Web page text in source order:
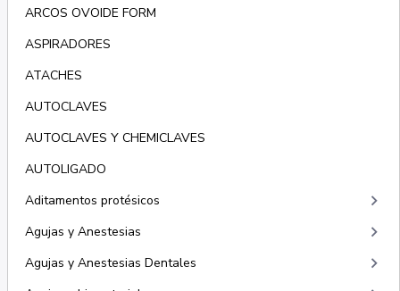
ARCOS OVOIDE FORM
ASPIRADORES
ATACHES
AUTOCLAVES
AUTOCLAVES Y CHEMICLAVES
AUTOLIGADO
Aditamentos protésicos
keyboard_arrow_right
Agujas y Anestesias keyboard_arrow_right
Agujas y Anestesias Dentales keyboard_arrow_right